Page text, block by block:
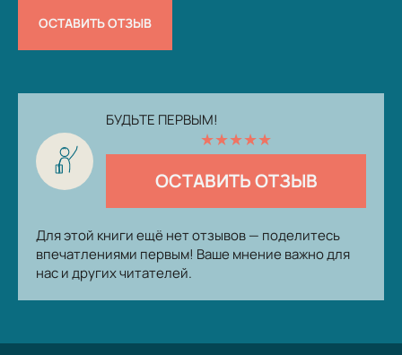
ОСТАВИТЬ ОТЗЫВ
БУДЬТЕ ПЕРВЫМ!
★★★★★
ОСТАВИТЬ ОТЗЫВ
Для этой книги ещё нет отзывов — поделитесь
впечатлениями первым! Ваше мнение важно для
нас и других читателей.